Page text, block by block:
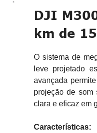
DJI
km de
O sistema de
leve projetado
avançada
projeção de som
clara e eficaz em
Características: